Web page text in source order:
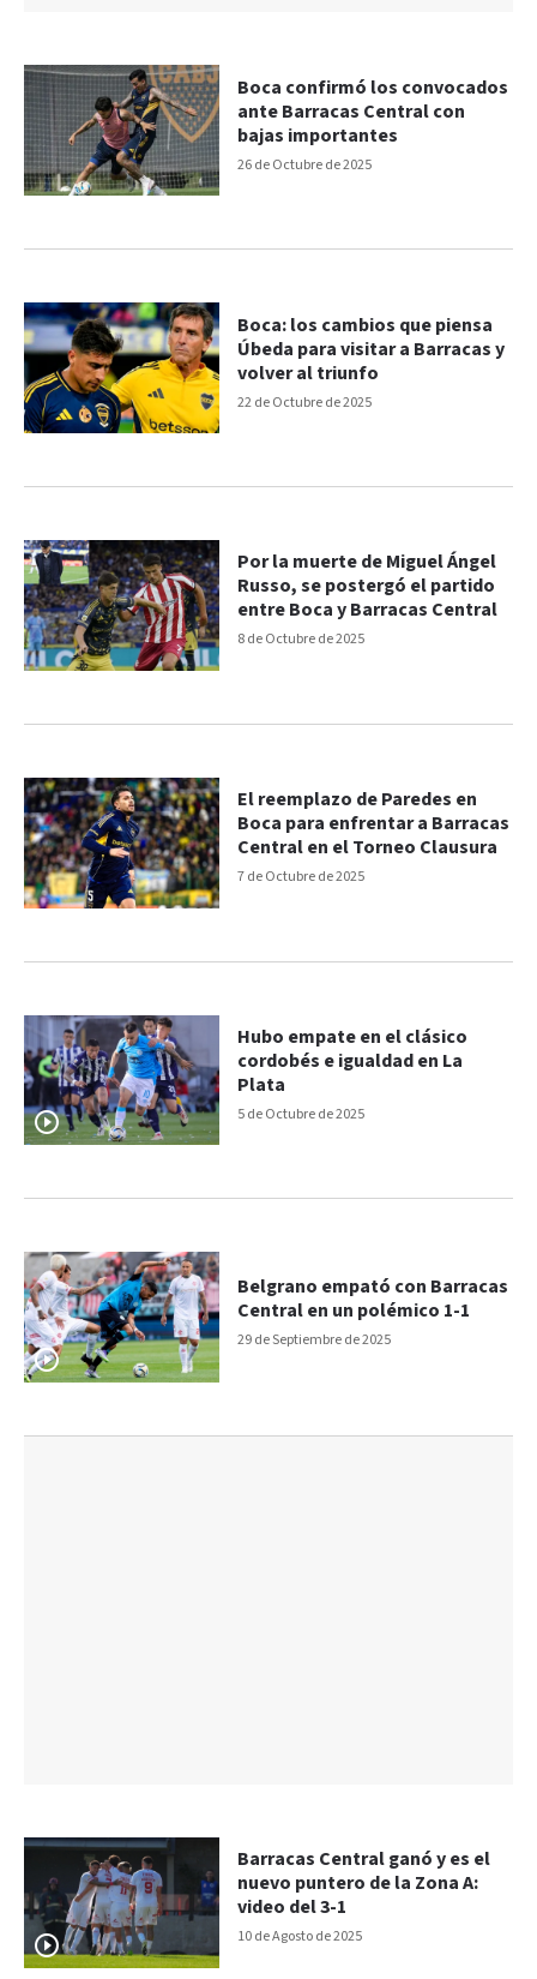
26 de Octubre de 2025
Boca confirmó los convocados
ante Barracas Central con
bajas importantes
22 de Octubre de 2025
Boca: los cambios que piensa
Úbeda para visitar a Barracas y
volver al triunfo
8 de Octubre de 2025
Por la muerte de Miguel Ángel
Russo, se postergó el partido
entre Boca y Barracas Central
7 de Octubre de 2025
El reemplazo de Paredes en
Boca para enfrentar a Barracas
Central en el Torneo Clausura
5 de Octubre de 2025
Hubo empate en el clásico
cordobés e igualdad en La
Plata
29 de Septiembre de 2025
Belgrano empató con Barracas
Central en un polémico 1-1
10 de Agosto de 2025
Barracas Central ganó y es el
nuevo puntero de la Zona A:
video del 3-1